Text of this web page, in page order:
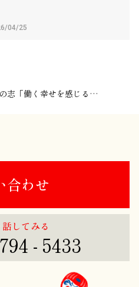
04/25
インビジョンの志「働く幸せを感じるかっこいい大人を増やす」
合わせ
してみる
- 5433